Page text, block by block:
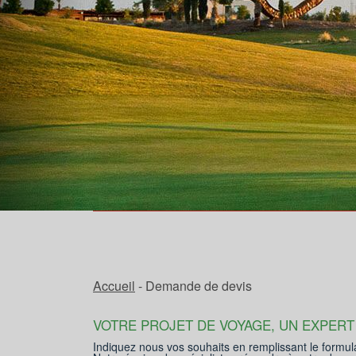
Accueil - Demande de devis
VOTRE PROJET DE VOYAGE, UN
Indiquez nous vos souhaits en remplissant le